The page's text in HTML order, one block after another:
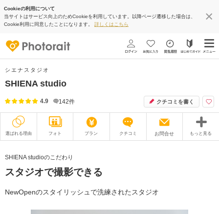
Cookieの利用について
当サイトはサービス向上のためCookieを利用しています。以降ページ遷移した場合は、
Cookie利用に同意したことになります。 詳しくはこちら
シエナスタジオ
SHIENA studio
4.9 142件 クチコミを書く
選ばれる理由 フォト プラン クチコミ お問合せ もっと見る
衣装
オプション ブログ
アクセス/TEL スタジオトップ
SHIENA studioのこだわり
スタジオで撮影できる
NewOpenのスタイリッシュで洗練されたスタジオ